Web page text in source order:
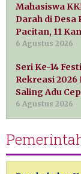
Mahasiswa
Darah di
Pacitan, 11
6 Agustus 2026
Seri Ke-14
Rekreasi
Saling Adu
6 Agustus 2026